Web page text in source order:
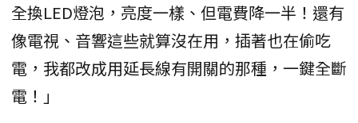
全換LED燈泡，亮度一樣、但電費降一半！還有
像電視、音響這些就算沒在用，插著也在偷吃
電，我都改成用延長線有開關的那種，一鍵全斷
電！」